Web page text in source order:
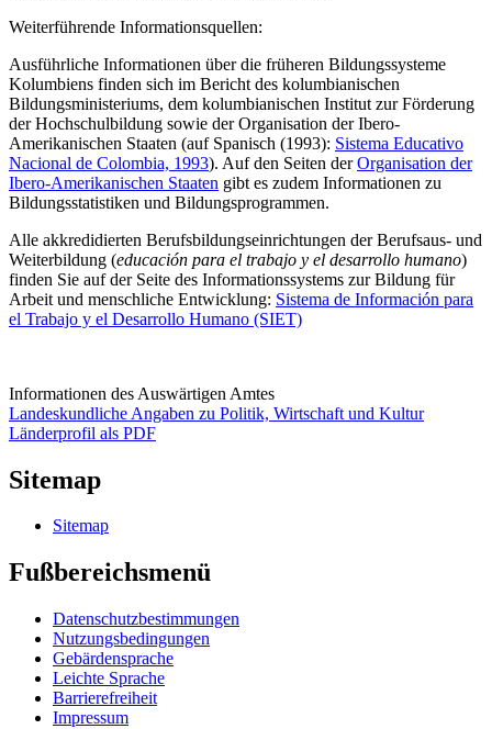
Weiterführende Informationsquellen:
Ausführliche Informationen über die früheren Bildungssysteme
Kolumbiens finden sich im Bericht des kolumbianischen
Bildungsministeriums, dem kolumbianischen Institut zur Förderung
der Hochschulbildung sowie der Organisation der Ibero-
Amerikanischen Staaten (auf Spanisch (1993): Sistema Educativo
Nacional de Colombia, 1993). Auf den Seiten derOrganisation der
Ibero-Amerikanischen Staaten gibt es zudem Informationen zu
Bildungsstatistiken und Bildungsprogrammen.
Alle akkredidierten Berufsbildungseinrichtungen der Berufsaus- und
Weiterbildung (educación para el trabajo y el desarrollo humano)
finden Sie auf der Seite des Informationssystems zur Bildung für
Arbeit und menschliche Entwicklung: Sistema de Información para
el Trabajo y el Desarrollo Humano (SIET)
Informationen des Auswärtigen Amtes
Landeskundliche Angaben zu Politik, Wirtschaft und Kultur
Länderprofil als PDF
Sitemap
Sitemap
Fußbereichsmenü
Datenschutzbestimmungen
Nutzungsbedingungen
Gebärdensprache
Leichte Sprache
Barrierefreiheit
Impressum